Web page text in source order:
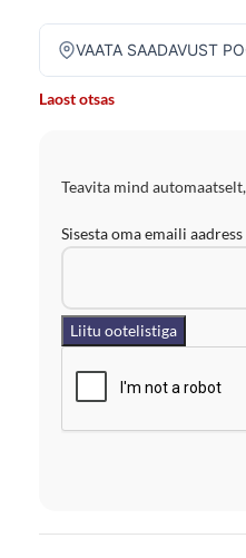
VAATA SAADAVUST
Laost otsas
Teavita mind
Sisesta oma emaili aadress